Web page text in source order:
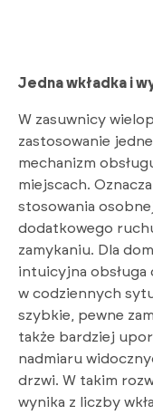
Jedna wkładka i
W zasuwnicy
zastosowanie
mechanizm
miejscach.
stosowania
dodatkowego
zamykaniu. Dla
intuicyjna obsługa
w codziennych
szybkie, pewne
także bardziej
nadmiaru
drzwi. W takim
wynika z liczby